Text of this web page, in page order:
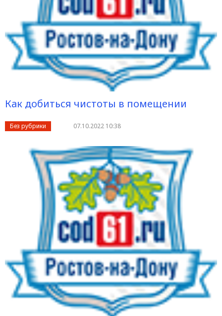
Как добиться чистоты в помещении
Без рубрики 07.10.2022 10:38